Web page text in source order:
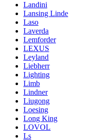
Landini
Lansing Linde
Laso
Laverda
Lemforder
LEXUS
Leyland
Liebherr
Lighting
Limb
Lindner
Liugong
Loesing
Long King
LOVOL
Ls